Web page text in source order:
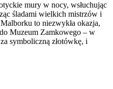
mury w nocy, wsłuchując
śladami wielkich mistrzów i
to niezwykła okazja,
Muzeum Zamkowego – w
symboliczną złotówkę, i